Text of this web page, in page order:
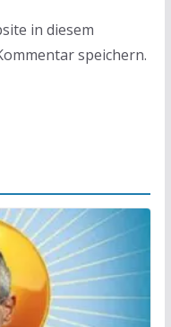
in diesem
speichern.